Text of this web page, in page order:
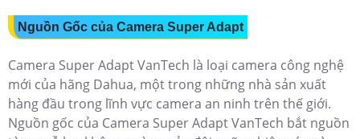
Nguồn Gốc của Camera Super Adapt
Camera Super Adapt VanTech là loại camera công nghệ
mới của hãng Dahua, một trong những nhà sản xuất
hàng đầu trong lĩnh vực camera an ninh trên thế giới.
Nguồn gốc của Camera Super Adapt VanTech bắt nguồn